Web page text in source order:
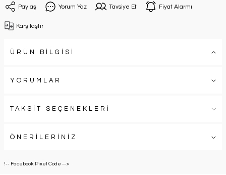
Paylaş Yorum Yaz Tavsiye Et Fiyat Alarmı
Karşılaştır
ÜRÜN BİLGİSİ
YORUMLAR
TAKSİT SEÇENEKLERİ
ÖNERİLERİNİZ
!-- Facebook Pixel Code -->